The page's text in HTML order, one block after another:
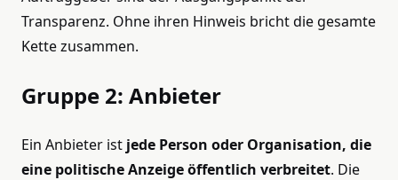
Transparenz. Ohne ihren Hinweis bricht die gesamte
Kette zusammen.
Gruppe 2: Anbieter
Ein Anbieter ist jede Person oder Organisation, die
eine politische Anzeige öffentlich verbreitet. Die